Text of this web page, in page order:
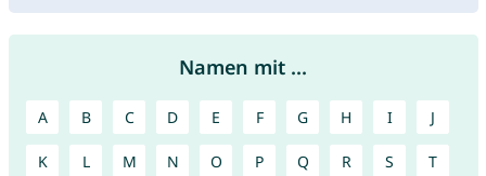
Namen mit ...
A B C D E F G H I J
K L M N O P Q R S T